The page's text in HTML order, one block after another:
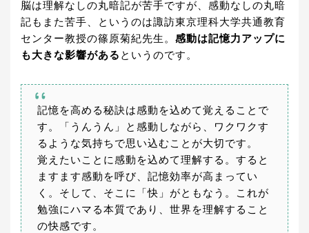
脳は理解なしの丸暗記が苦手ですが、感動なしの丸暗
記もまた苦手、というのは諏訪東京理科大学共通教育
センター教授の篠原菊紀先生。 感動は記憶力アップに
も大きな影響がある というのです。
記憶を高める秘訣は感動を込めて覚えることで
す。「うんうん」と感動しながら、ワクワクす
るような気持ちで思い込むことが大切です。
覚えたいことに感動を込めて理解する。すると
ますます感動を呼び、記憶効率が高まってい
く。そして、そこに「快」がともなう。これが
勉強にハマる本質であり、世界を理解すること
の快感です。